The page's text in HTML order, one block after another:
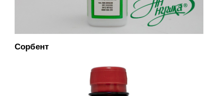
Сорбент